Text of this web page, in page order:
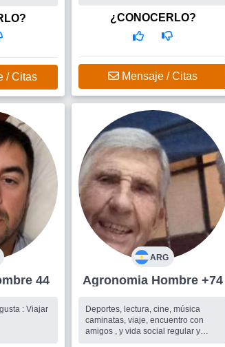
lo que
Natura...
con
que soy y
/ Citas
pretendo tener... El resto se
construye día a día. Soy ext...
Una mujer
¿CONOCERLO?
Mensaje / Citas
Hombre 44
ARG
Agronomia Hombre +74
Deportes, lectura, cine, música
caminatas, viaje, encuentro con
amigos , y vida social regular y